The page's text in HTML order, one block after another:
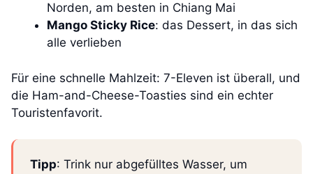
Norden, am besten in Chiang Mai
Mango Sticky Rice: das Dessert, in das sich
alle verlieben
Für eine schnelle Mahlzeit: 7-Eleven ist überall, und
die Ham-and-Cheese-Toasties sind ein echter
Touristenfavorit.
Tipp: Trink nur abgefülltes Wasser, um